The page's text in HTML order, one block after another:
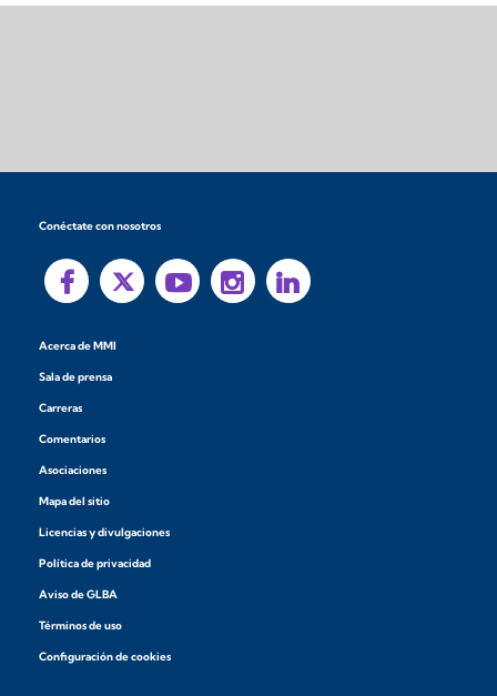
Conéctate con nosotros
Acerca de MMI
Sala de prensa
Carreras
Comentarios
Asociaciones
Mapa del sitio
Licencias y divulgaciones
Política de privacidad
Aviso de GLBA
Términos de uso
Configuración de cookies